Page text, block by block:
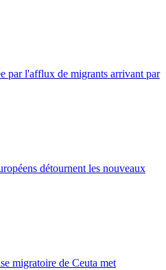
par l'afflux de migrants arrivant par
détournent les nouveaux
migratoire de Ceuta met